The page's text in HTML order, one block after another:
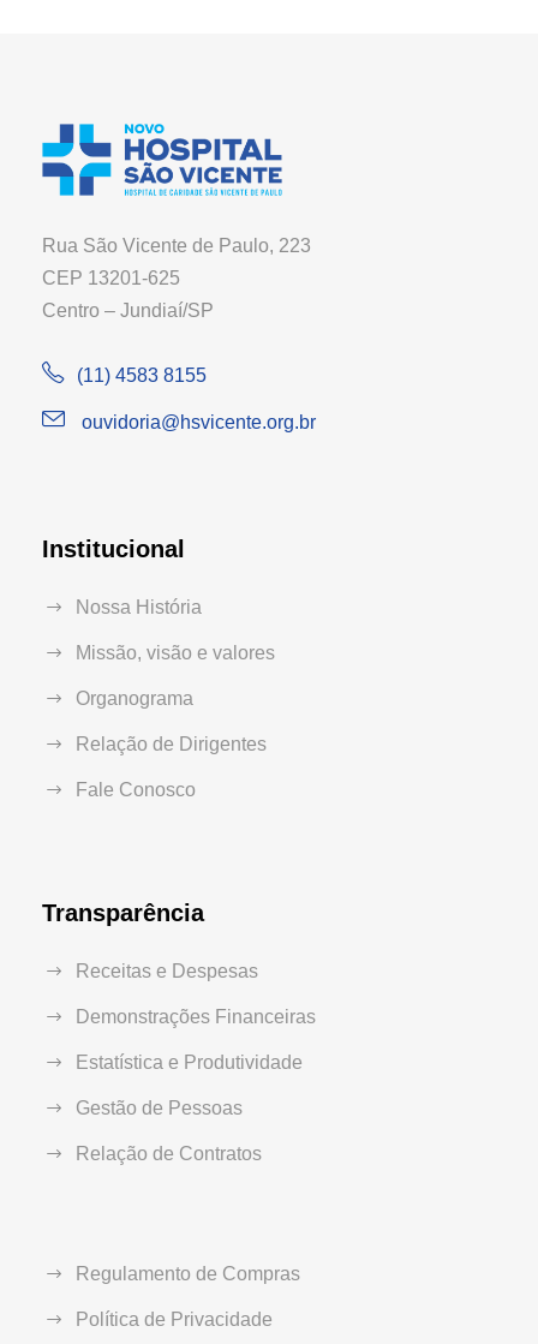
Rua São Vicente de Paulo, 223
CEP 13201-625
Centro – Jundiaí/SP
(11) 4583 8155
ouvidoria@hsvicente.org.br
Institucional
Nossa História
Missão, visão e valores
Organograma
Relação de Dirigentes
Fale Conosco
Transparência
Receitas e Despesas
Demonstrações Financeiras
Estatística e Produtividade
Gestão de Pessoas
Relação de Contratos
Regulamento de Compras
Política de Privacidade